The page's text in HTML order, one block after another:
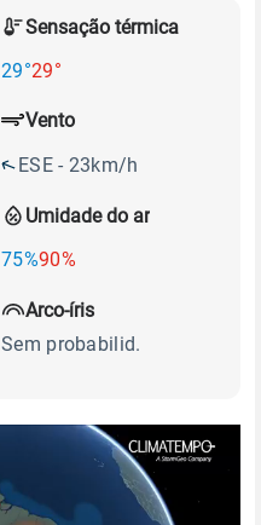
Sensação térmica
29°29°
Umidade do ar
75%90%
Vento
ESE - 23km/h
Arco-íris
Sem probabilid.